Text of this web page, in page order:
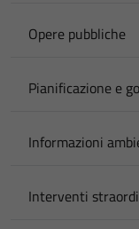
Opere pubbliche
Pianificazione e
Informazioni
Interventi